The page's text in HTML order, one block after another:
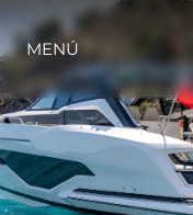
MENÚ